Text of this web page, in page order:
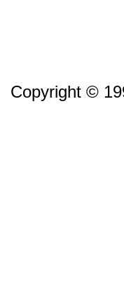
Copyright ©